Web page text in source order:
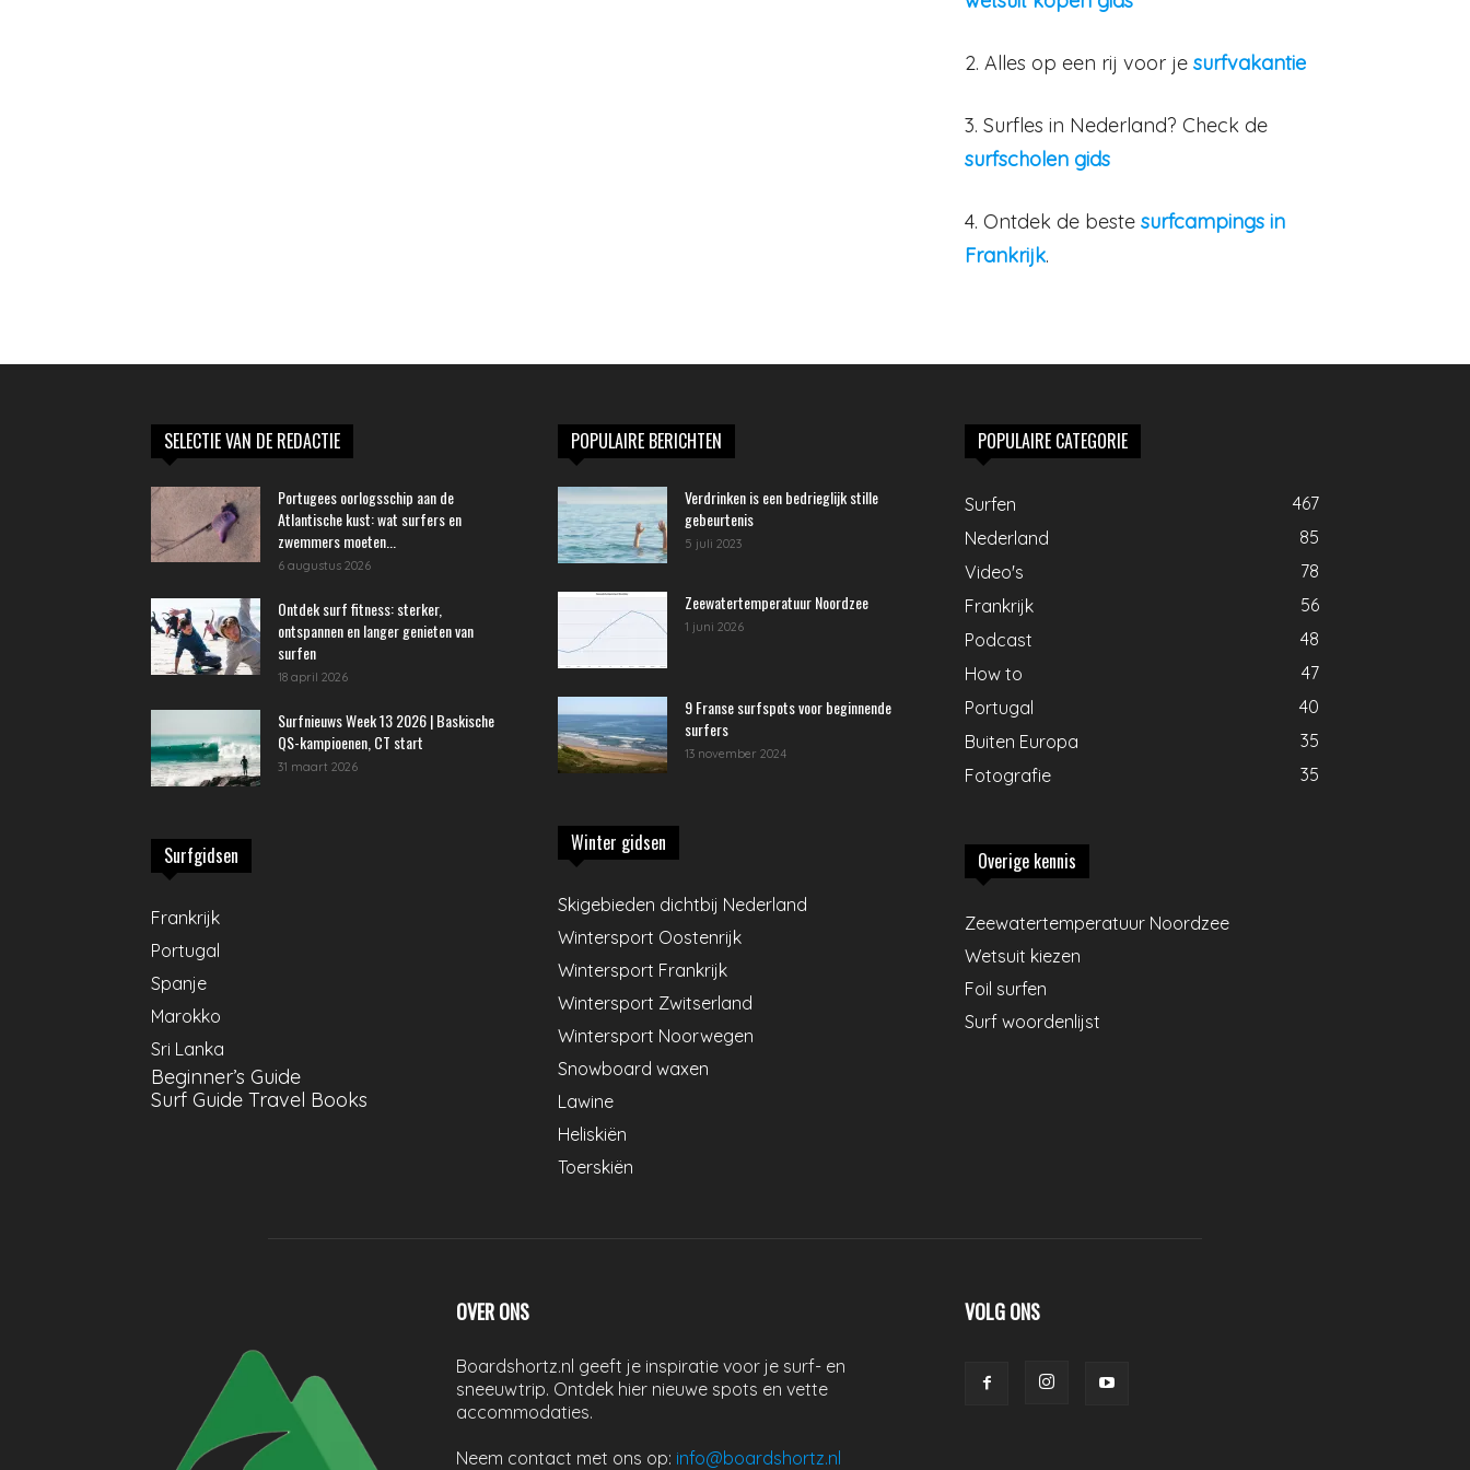
2. Alles op een rij voor je surfvakantie
3. Surfles in Nederland? Check de
surfscholen gids
4. Ontdek de beste surfcampings in
Frankrijk.
SELECTIE VAN DE REDACTIE
Portugees oorlogsschip aan de
Atlantische kust: wat surfers en
zwemmers moeten...
6 augustus 2026
Ontdek surf fitness: sterker,
ontspannen en langer genieten van
surfen
18 april 2026
Surfnieuws Week 13 2026 | Baskische
QS-kampioenen, CT start
31 maart 2026
Surfgidsen
Frankrijk
Portugal
Spanje
Marokko
Sri Lanka
Beginner’s Guide
Surf Guide Travel Books
POPULAIRE BERICHTEN
Verdrinken is een bedrieglijk stille
gebeurtenis
5 juli 2023
Zeewatertemperatuur Noordzee
1 juni 2026
9 Franse surfspots voor beginnende
surfers
13 november 2024
Winter gidsen
Skigebieden dichtbij Nederland
Wintersport Oostenrijk
Wintersport Frankrijk
Wintersport Zwitserland
Wintersport Noorwegen
Snowboard waxen
Lawine
Heliskiën
Toerskiën
POPULAIRE CATEGORIE
Surfen
467
Nederland
85
Video's
78
Frankrijk
56
Podcast
48
How to
47
Portugal
40
Buiten Europa
35
Fotografie
35
Overige kennis
Zeewatertemperatuur Noordzee
Wetsuit kiezen
Foil surfen
Surf woordenlijst
OVER ONS
Boardshortz.nl geeft je inspiratie voor je surf- en
sneeuwtrip. Ontdek hier nieuwe spots en vette
accommodaties.
Neem contact met ons op: info@boardshortz.nl
VOLG ONS